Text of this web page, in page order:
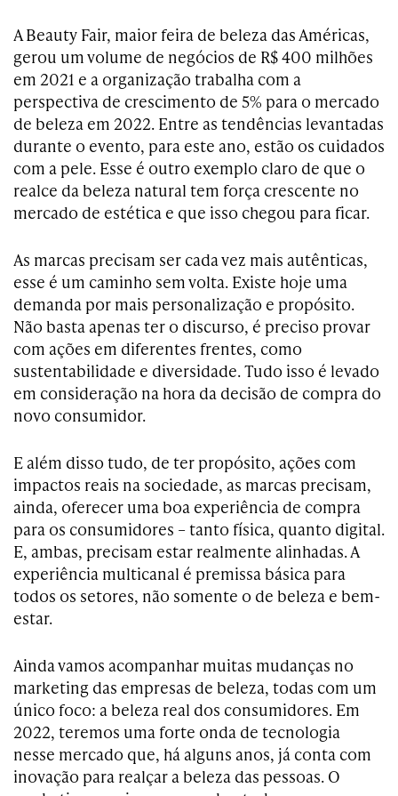
A Beauty Fair, maior feira de beleza das Américas,
gerou um volume de negócios de R$ 400 milhões
em 2021 e a organização trabalha com a
perspectiva de crescimento de 5% para o mercado
de beleza em 2022. Entre as tendências levantadas
durante o evento, para este ano, estão os cuidados
com a pele. Esse é outro exemplo claro de que o
realce da beleza natural tem força crescente no
mercado de estética e que isso chegou para ficar.
As marcas precisam ser cada vez mais autênticas,
esse é um caminho sem volta. Existe hoje uma
demanda por mais personalização e propósito.
Não basta apenas ter o discurso, é preciso provar
com ações em diferentes frentes, como
sustentabilidade e diversidade. Tudo isso é levado
em consideração na hora da decisão de compra do
novo consumidor.
E além disso tudo, de ter propósito, ações com
impactos reais na sociedade, as marcas precisam,
ainda, oferecer uma boa experiência de compra
para os consumidores – tanto física, quanto digital.
E, ambas, precisam estar realmente alinhadas. A
experiência multicanal é premissa básica para
todos os setores, não somente o de beleza e bem-
estar.
Ainda vamos acompanhar muitas mudanças no
marketing das empresas de beleza, todas com um
único foco: a beleza real dos consumidores. Em
2022, teremos uma forte onda de tecnologia
nesse mercado que, há alguns anos, já conta com
inovação para realçar a beleza das pessoas. O